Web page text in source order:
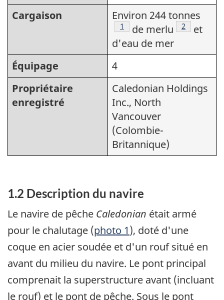
Cargaison
Environ 244 tonnes
Note de bas de page
1 de merlu Note de
2
et
d'eau de mer
Équipage
4
Propriétaire
enregistré
Caledonian Holdings
Inc., North
Vancouver
(Colombie-
Britannique)
1.2 Description du navire
Le navire de pêche Caledonian était armé
pour le chalutage (photo 1), doté d'une
coque en acier soudée et d'un rouf situé en
avant du milieu du navire. Le pont principal
comprenait la superstructure avant (incluant
le rouf) et le pont de pêche. Sous le pont